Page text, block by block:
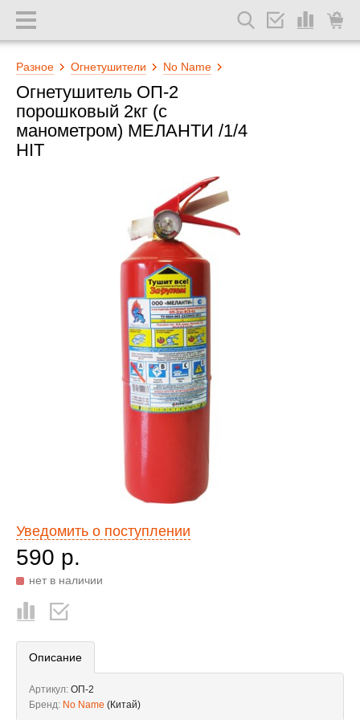
Разное Огнетушители No Name
Огнетушитель ОП-2
порошковый 2кг (с
манометром) МЕЛАНТИ /1/4
HIT
Уведомить о поступлении
590 р.
нет в наличии
Описание
Артикул: ОП-2
Бренд: No Name (Китай)